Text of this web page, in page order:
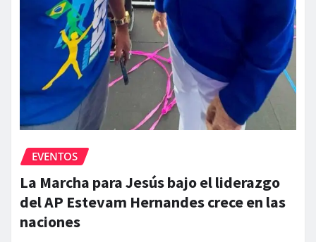
EVENTOS
La Marcha para Jesús bajo el liderazgo
del AP Estevam Hernandes crece en las
naciones